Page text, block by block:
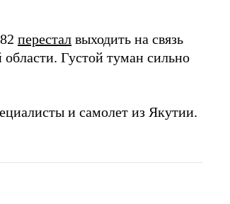
перестал выходить на связь
Густой туман сильно
и самолет из Якутии.